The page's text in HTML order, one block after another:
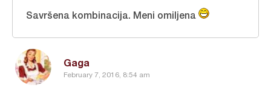
Gaga
February 7, 2016, 8:54 am
Savršena kombinacija. Meni omiljena